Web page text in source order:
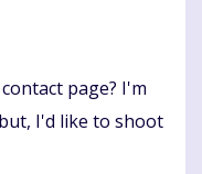
page? I'm
I'd like to shoot